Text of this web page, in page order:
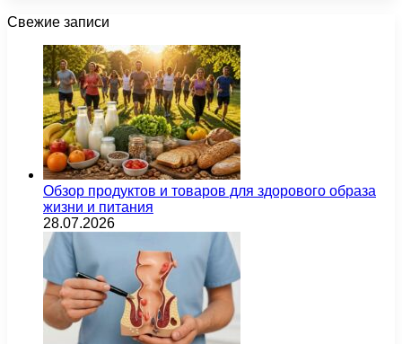
Свежие записи
Обзор продуктов и товаров для здорового образа
жизни и питания
28.07.2026